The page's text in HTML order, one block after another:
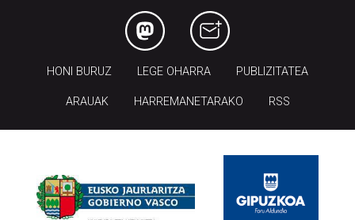
HONI BURUZ LEGE OHARRA PUBLIZITATEA
ARAUAK HARREMANETARAKO RSS